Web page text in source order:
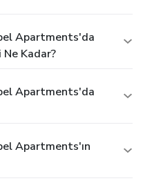
Apartments'da
Kadar?
Apartments'da
Apartments'ın